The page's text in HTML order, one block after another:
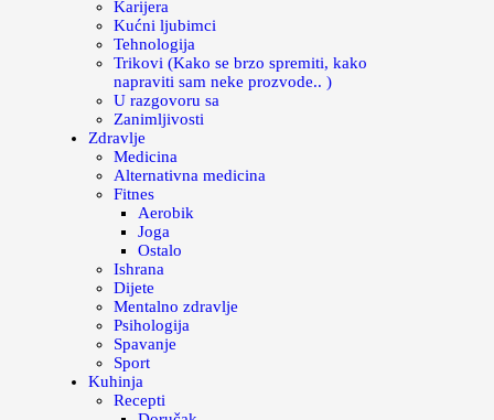
Karijera
Kućni ljubimci
Tehnologija
Trikovi (Kako se brzo spremiti, kako
napraviti sam neke prozvode.. )
U razgovoru sa
Zanimljivosti
Zdravlje
Medicina
Alternativna medicina
Fitnes
Aerobik
Joga
Ostalo
Ishrana
Dijete
Mentalno zdravlje
Psihologija
Spavanje
Sport
Kuhinja
Recepti